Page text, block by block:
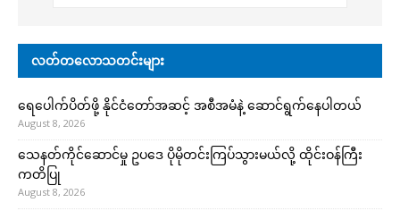
လတ်တလောသတင်းများ
ရေပေါက်ပိတ်ဖို့ နိုင်ငံတော်အဆင့် အစီအမံနဲ့ ဆောင်ရွက်နေပါတယ်
August 8, 2026
သေနတ်ကိုင်ဆောင်မှု ဥပဒေ ပိုမိုတင်းကြပ်သွားမယ်လို့ ထိုင်းဝန်ကြီး
ကတိပြု
August 8, 2026